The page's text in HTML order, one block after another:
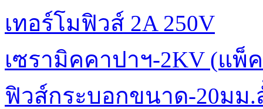
เทอร์โมฟิวส์ 2A 250V
เซรามิคคาปาฯ-2KV (แพ็
ฟิวส์กระบอกขนาด-20มม.